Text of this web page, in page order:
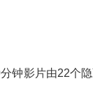
钟影片由22个